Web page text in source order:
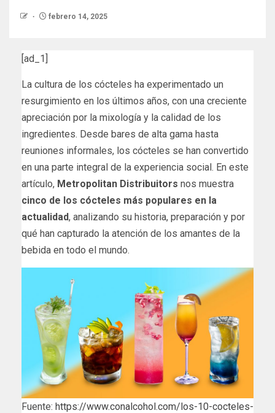
febrero 14, 2025
[ad_1]
La cultura de los cócteles ha experimentado un
resurgimiento en los últimos años, con una creciente
apreciación por la mixología y la calidad de los
ingredientes. Desde bares de alta gama hasta
reuniones informales, los cócteles se han convertido
en una parte integral de la experiencia social. En este
artículo, Metropolitan Distribuitors nos muestra
cinco de los cócteles más populares en la
actualidad, analizando su historia, preparación y por
qué han capturado la atención de los amantes de la
bebida en todo el mundo.
Fuente: https://www.conalcohol.com/los-10-cocteles-